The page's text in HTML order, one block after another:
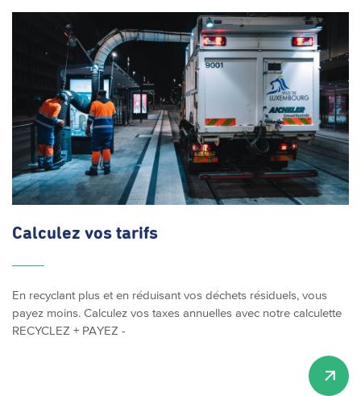
Calculez vos tarifs
En recyclant plus et en réduisant vos déchets résiduels, vous
payez moins. Calculez vos taxes annuelles avec notre calculette
RECYCLEZ + PAYEZ -